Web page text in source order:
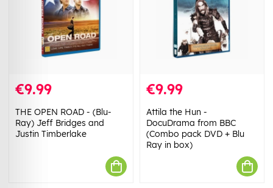
€9.99
THE OPEN ROAD - (Blu-
Ray) Jeff Bridges and
Justin Timberlake
€9.99
Attila the Hun -
DocuDrama from BBC
(Combo pack DVD + Blu
Ray in box)